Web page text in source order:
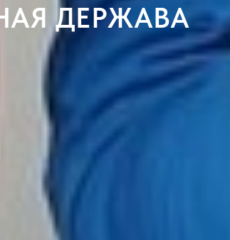
ДЕРЖАВА